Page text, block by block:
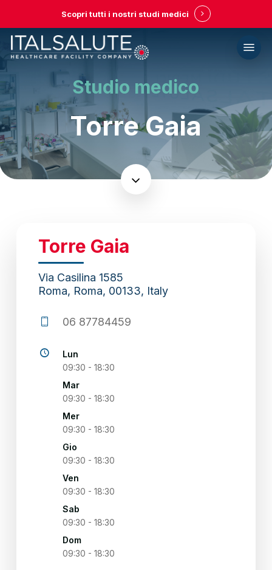
main
content
Scopri tutti i nostri studi medici
Studio medico
Torre Gaia
Navigate
section
Torre Gaia
Via Casilina 1585
Roma, Roma, 00133, Italy
06 87784459
Lun
09:30 - 18:30
Mar
09:30 - 18:30
Mer
09:30 - 18:30
Gio
09:30 - 18:30
Ven
09:30 - 18:30
Sab
09:30 - 18:30
Dom
09:30 - 18:30